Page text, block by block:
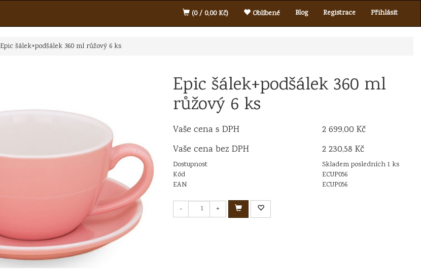
Blog Registrace Přihlásit
(0 / 0,00 Kč) Oblíbené
Epic šálek+podšálek 360 ml růžový 6 ks
Epic šálek+podšálek 360 ml
růžový 6 ks
Vaše cena s DPH
2 699,00 Kč
Vaše cena bez DPH
2 230,58 Kč
Dostupnost
Skladem posledních 1 ks
Kód
ECUP056
EAN
ECUP056
- +